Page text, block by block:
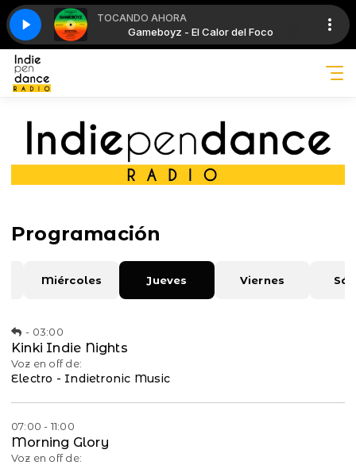
TOCANDO AHORA
del Foco Gameboyz - El Calor del Foco
Indie - Brit - Pop Morning Glory con Indie - Brit - Pop
Programación
Miércoles Jueves Viernes
- 03:00
Kinki Indie Nights
Voz en off de:
Electro - Indietronic Music
07:00 - 11:00
Morning Glory
Voz en off de: